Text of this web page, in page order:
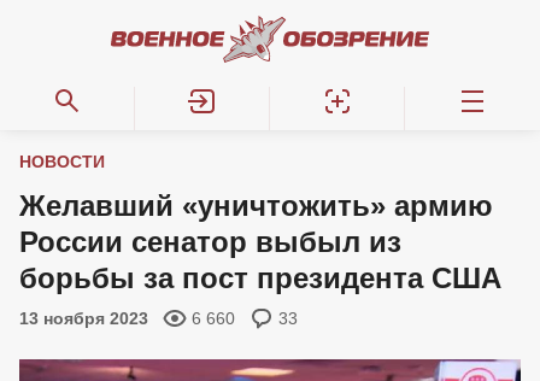
НОВОСТИ
Желавший «уничтожить» армию
России сенатор выбыл из
борьбы за пост президента США
13 ноября 2023 6 660 33